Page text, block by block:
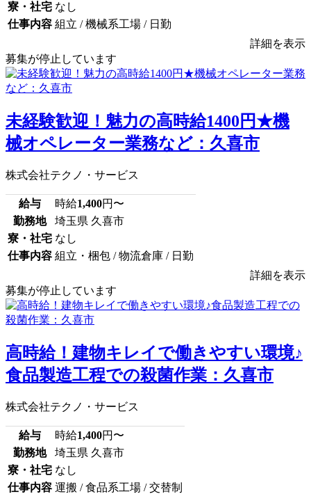
寮・社宅 なし
仕事内容 組立 / 機械系工場 / 日勤
詳細を表示
募集が停止しています
未経験歓迎！魅力の高時給1400円★機
械オペレーター業務など：久喜市
株式会社テクノ・サービス
給与 時給1,400円〜
勤務地
埼玉県 久喜市
寮・社宅 なし
仕事内容 組立・梱包 / 物流倉庫 / 日勤
詳細を表示
募集が停止しています
高時給！建物キレイで働きやすい環境♪
食品製造工程での殺菌作業：久喜市
株式会社テクノ・サービス
給与 時給1,400円〜
勤務地
埼玉県 久喜市
寮・社宅 なし
仕事内容 運搬 / 食品系工場 / 交替制